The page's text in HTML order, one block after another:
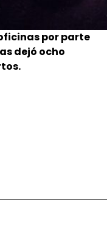
por parte
dejó ocho